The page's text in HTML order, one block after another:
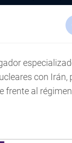
con Irán,
frente al